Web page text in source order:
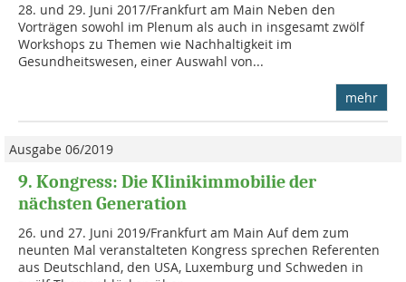
28. und 29. Juni 2017/Frankfurt am Main Neben den
Vorträgen sowohl im Plenum als auch in insgesamt zwölf
Workshops zu Themen wie Nachhaltigkeit im
Gesundheitswesen, einer Auswahl von...
mehr
Ausgabe 06/2019
9. Kongress: Die Klinikimmobilie der
nächsten Generation
26. und 27. Juni 2019/Frankfurt am Main Auf dem zum
neunten Mal veranstalteten Kongress sprechen Referenten
aus Deutschland, den USA, Luxemburg und Schweden in